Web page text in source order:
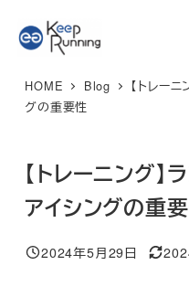
イ
★マラソンプラン 体験レ
予約はこちら
HOME Blog
【トレー
グの重要性
【トレーニング
アイシングの重
投稿日
2024年5月29日
更新日